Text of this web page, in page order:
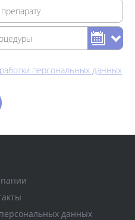
персональных данных
данных